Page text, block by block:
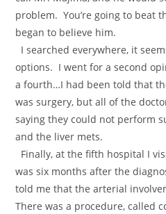
problem. You’re going to beat
began to believe him.
I searched everywhere, it
options. I went for a second
a fourth…I had been told that
was surgery, but all of the
saying they could not perform
and the liver mets.
Finally, at the fifth hospital I
was six months after the
told me that the arterial
There was a procedure, called